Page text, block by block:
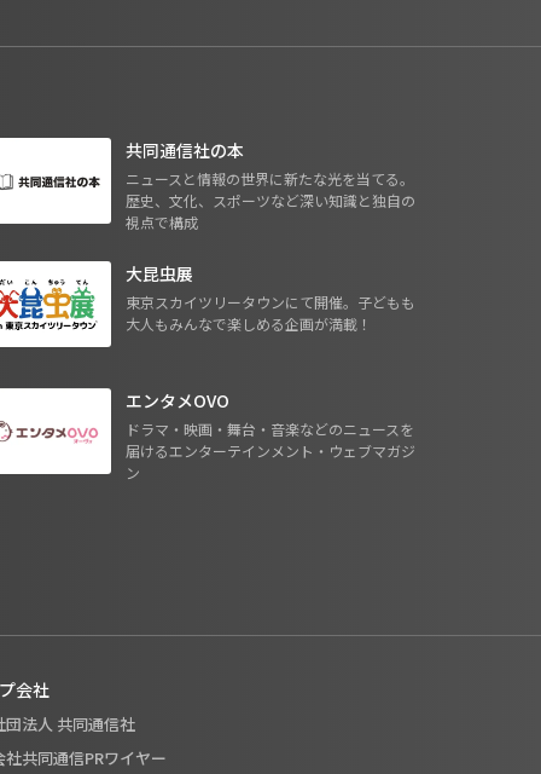
共同通信社の本
ニュースと情報の世界に新たな光を当てる。
歴史、文化、スポーツなど深い知識と独自の
視点で構成
大昆虫展
東京スカイツリータウンにて開催。子どもも
大人もみんなで楽しめる企画が満載！
エンタメOVO
ドラマ・映画・舞台・音楽などのニュースを
届けるエンターテインメント・ウェブマガジ
ン
会社
団法人 共同通信社
社共同通信PRワイヤー